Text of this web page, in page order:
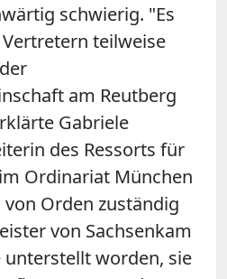
schwierig. "Es
teilweise
am Reutberg
Gabriele
des Ressorts für
Ordinariat München
Orden zuständig
von Sachsenkam
unterstellt worden, sie